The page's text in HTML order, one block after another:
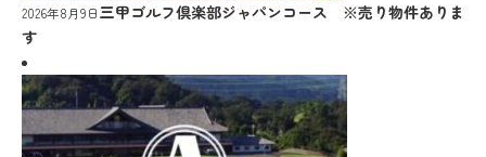
2026年8月9日三甲ゴルフ倶楽部ジャパンコース ※売り物件ありま
す